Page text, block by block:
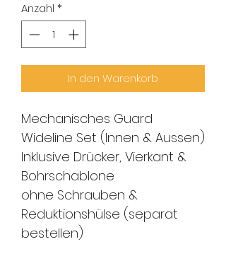
Anzahl *
In den Warenkorb
Mechanisches Guard
Wideline Set (Innen & Aussen)
Inklusive Drücker, Vierkant &
Bohrschablone
ohne Schrauben &
Reduktionshülse (separat
bestellen)